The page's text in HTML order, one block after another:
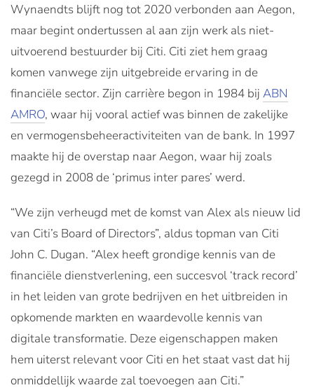
Wynaendts blijft nog tot 2020 verbonden aan Aegon,
maar begint ondertussen al aan zijn werk als niet-
uitvoerend bestuurder bij Citi. Citi ziet hem graag
komen vanwege zijn uitgebreide ervaring in de
financiële sector. Zijn carrière begon in 1984 bij ABN
AMRO, waar hij vooral actief was binnen de zakelijke
en vermogensbeheeractiviteiten van de bank. In 1997
maakte hij de overstap naar Aegon, waar hij zoals
gezegd in 2008 de ‘primus inter pares’ werd.
“We zijn verheugd met de komst van Alex als nieuw lid
van Citi’s Board of Directors”, aldus topman van Citi
John C. Dugan. “Alex heeft grondige kennis van de
financiële dienstverlening, een succesvol ‘track record’
in het leiden van grote bedrijven en het uitbreiden in
opkomende markten en waardevolle kennis van
digitale transformatie. Deze eigenschappen maken
hem uiterst relevant voor Citi en het staat vast dat hij
onmiddellijk waarde zal toevoegen aan Citi.”